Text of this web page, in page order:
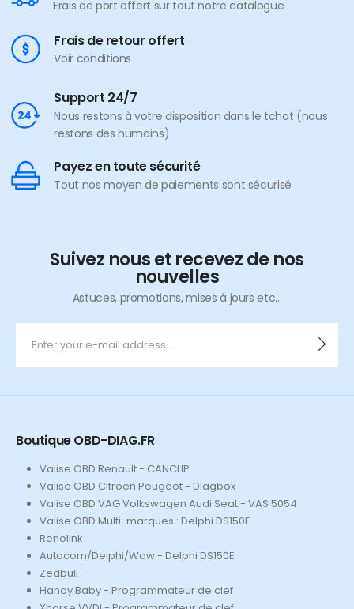
Frais de port offert sur tout notre catalogue
Frais de retour offert
Voir conditions
Support 24/7
Nous restons à votre disposition dans le tchat (nous
restons des humains)
Payez en toute sécurité
Tout nos moyen de paiements sont sécurisé
Suivez nous et recevez de nos
nouvelles
Astuces, promotions, mises à jours etc...
Boutique OBD-DIAG.FR
Valise OBD Renault - CANCLIP
Valise OBD Citroen Peugeot - Diagbox
Valise OBD VAG Volkswagen Audi Seat - VAS 5054
Valise OBD Multi-marques : Delphi DS150E
Renolink
Autocom/Delphi/Wow - Delphi DS150E
Zedbull
Handy Baby - Programmateur de clef